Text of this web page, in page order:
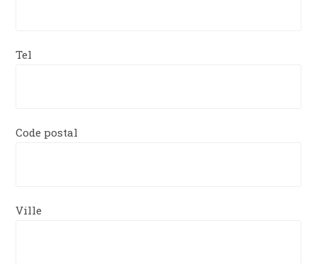
Tel
Code postal
Ville